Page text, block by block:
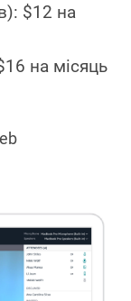
$12 на
на місяць